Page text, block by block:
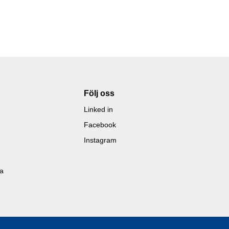
Följ oss
Linked in
Facebook
Instagram